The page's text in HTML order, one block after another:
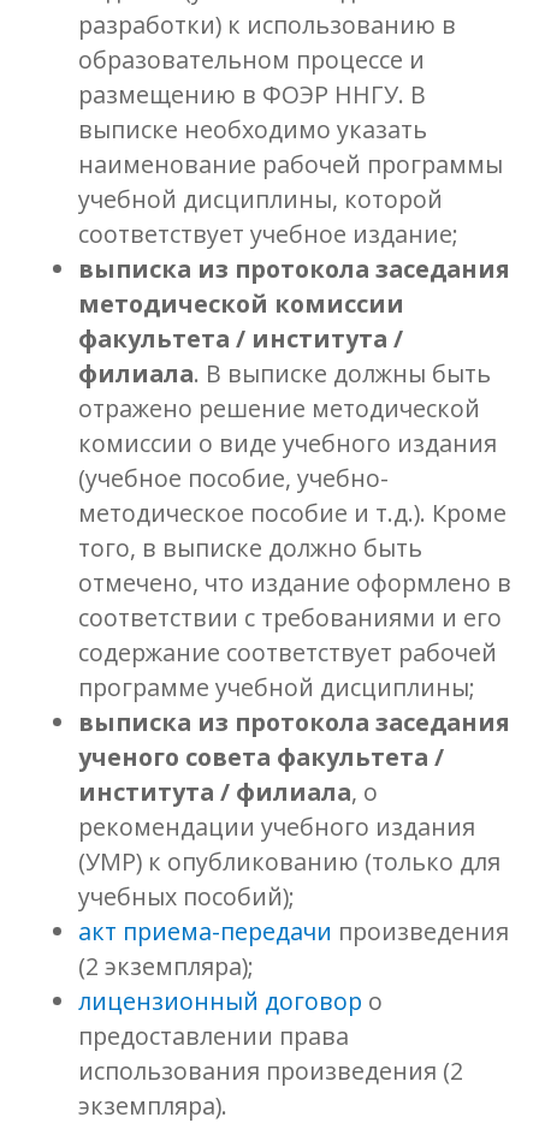
разработки) к использованию в
образовательном процессе и
размещению в ФОЭР ННГУ. В
выписке необходимо указать
наименование рабочей программы
учебной дисциплины, которой
соответствует учебное издание;
выписка из протокола заседания
методической комиссии
факультета / института /
филиала. В выписке должны быть
отражено решение методической
комиссии о виде учебного издания
(учебное пособие, учебно-
методическое пособие и т.д.). Кроме
того, в выписке должно быть
отмечено, что издание оформлено в
соответствии с требованиями и его
содержание соответствует рабочей
программе учебной дисциплины;
выписка из протокола заседания
ученого совета факультета /
института / филиала, о
рекомендации учебного издания
(УМР) к опубликованию (только для
учебных пособий);
акт приема-передачи произведения
(2 экземпляра);
лицензионный договор о
предоставлении права
использования произведения (2
экземпляра).